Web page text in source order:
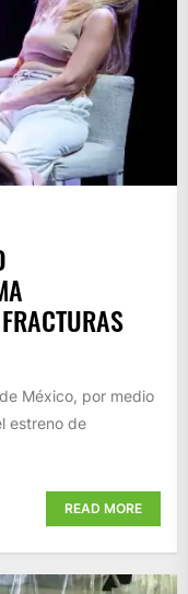
México, por medio
estreno de
READ MORE